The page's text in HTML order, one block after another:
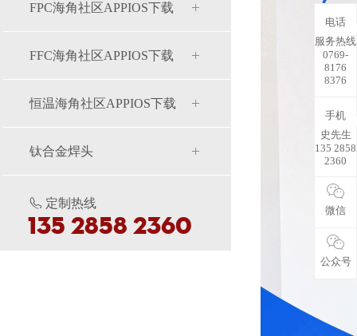
FPC海角社区APPIOS下载
FFC海角社区APPIOS下载
恒温海角社区APPIOS下载
钛合金焊头
定制热线
135 2858 2360
电话
服务热线
0769-
8176
8376
手机
史先生
135 2858
2360
微信
公众号